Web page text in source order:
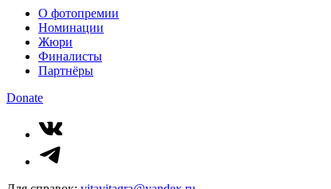
О фотопремии
Номинации
Жюри
Финалисты
Партнёры
Donate